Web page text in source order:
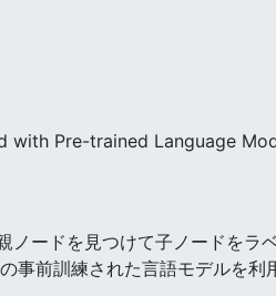
with Pre-trained Language
ードを見つけて子ノードをラ
前訓練された言語モデルを利